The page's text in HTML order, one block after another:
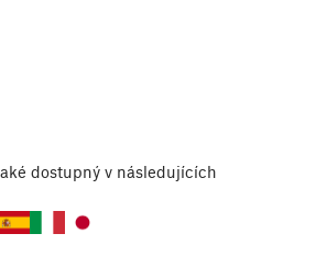
dostupný v následujících